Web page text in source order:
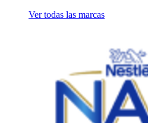
Ver todas las marcas